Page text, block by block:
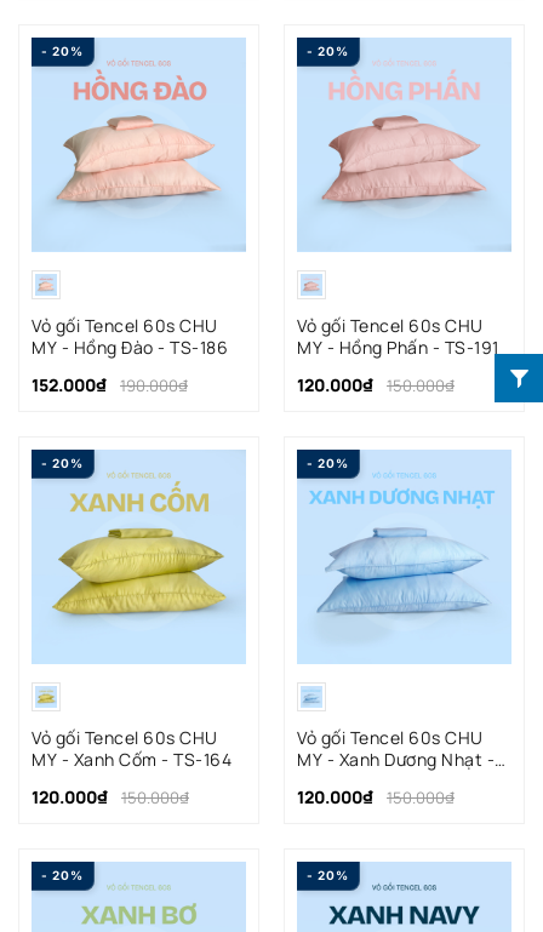
- 20%
Vỏ gối Tencel 60s CHU
MY - Hồng Đào - TS-186
152.000₫
190.000₫
- 20%
Vỏ gối Tencel 60s CHU
MY - Hồng Phấn - TS-191
120.000₫
150.000₫
- 20%
Vỏ gối Tencel 60s CHU
MY - Xanh Cốm - TS-164
120.000₫
150.000₫
- 20%
Vỏ gối Tencel 60s CHU
MY - Xanh Dương Nhạt -
120.000₫ 150.000₫
- 20% - 20%